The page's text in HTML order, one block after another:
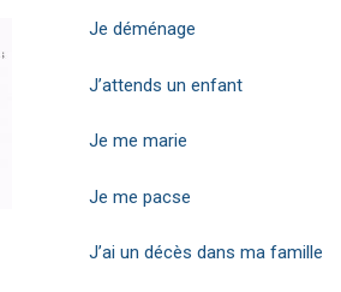
Je déménage
J’attends un enfant
Je me marie
Je me pacse
J’ai un décès dans ma famille